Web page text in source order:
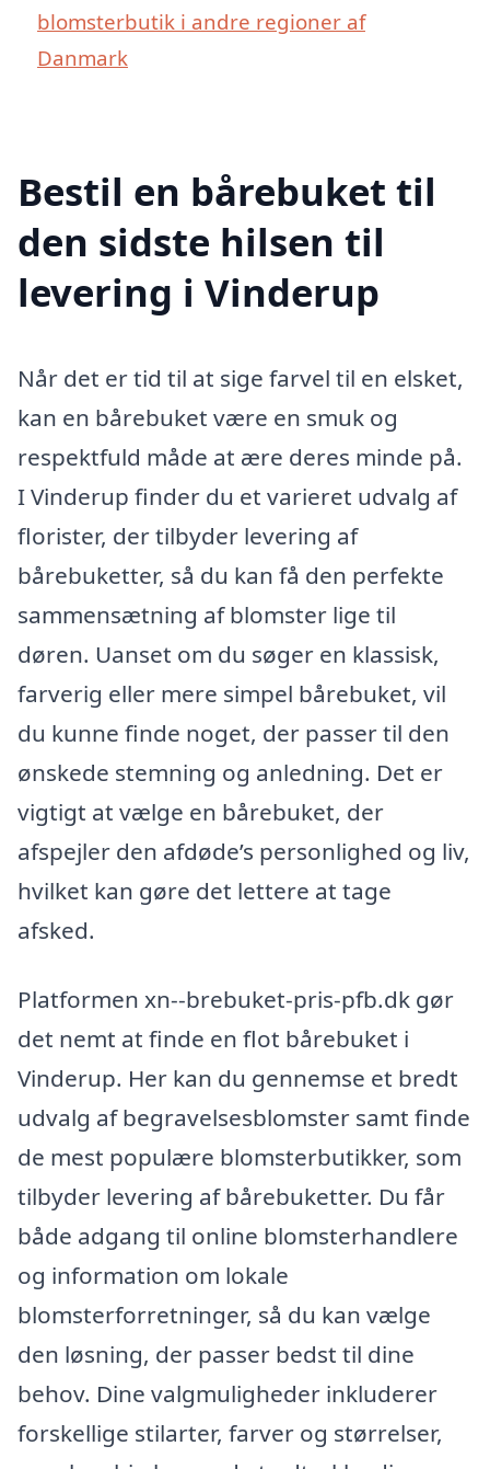
blomsterbutik i andre regioner af
Danmark
Bestil en bårebuket til
den sidste hilsen til
levering i Vinderup
Når det er tid til at sige farvel til en elsket,
kan en bårebuket være en smuk og
respektfuld måde at ære deres minde på.
I Vinderup finder du et varieret udvalg af
florister, der tilbyder levering af
bårebuketter, så du kan få den perfekte
sammensætning af blomster lige til
døren. Uanset om du søger en klassisk,
farverig eller mere simpel bårebuket, vil
du kunne finde noget, der passer til den
ønskede stemning og anledning. Det er
vigtigt at vælge en bårebuket, der
afspejler den afdøde’s personlighed og liv,
hvilket kan gøre det lettere at tage
afsked.
Platformen xn--brebuket-pris-pfb.dk gør
det nemt at finde en flot bårebuket i
Vinderup. Her kan du gennemse et bredt
udvalg af begravelsesblomster samt finde
de mest populære blomsterbutikker, som
tilbyder levering af bårebuketter. Du får
både adgang til online blomsterhandlere
og information om lokale
blomsterforretninger, så du kan vælge
den løsning, der passer bedst til dine
behov. Dine valgmuligheder inkluderer
forskellige stilarter, farver og størrelser,